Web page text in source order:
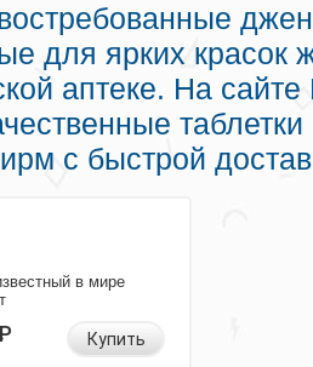
для ярких красок
аптеке. На
с быстрой
в мире
Р Купить